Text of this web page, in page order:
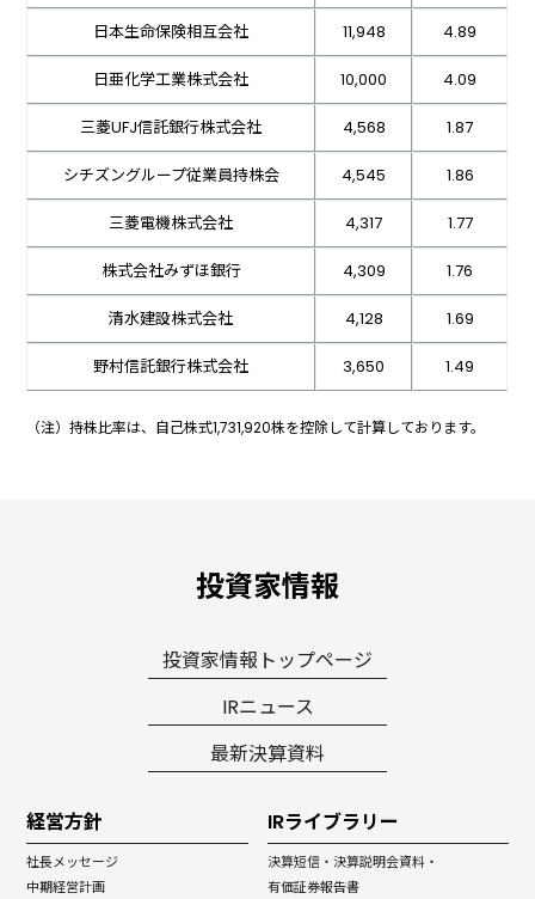
日本生命保険相互会社 11,948 4.89
日亜化学工業株式会社 10,000 4.09
三菱UFJ信託銀行株式会社 4,568 1.87
シチズングループ従業員持株会 4,545 1.86
三菱電機株式会社 4,317 1.77
株式会社みずほ銀行 4,309 1.76
清水建設株式会社 4,128 1.69
野村信託銀行株式会社 3,650 1.49
（注）持株比率は、自己株式1,731,920株を控除して計算しております。
投資家情報
投資家情報トップページ
IRニュース
最新決算資料
経営方針
社長メッセージ
中期経営計画
IRライブラリー
決算短信・決算説明会資料・
有価証券報告書